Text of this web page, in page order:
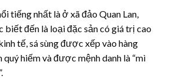
tiếng nhất là ở xã đảo Quan Lan,
đến là loại đặc sản có giá trị cao
tế, sá sùng được xếp vào hàng
hiếm và được mệnh danh là “mì